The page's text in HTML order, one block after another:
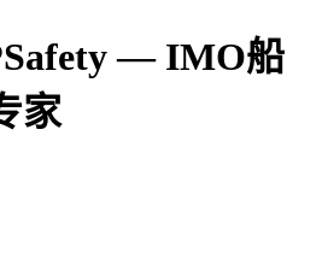
— IMO船
家